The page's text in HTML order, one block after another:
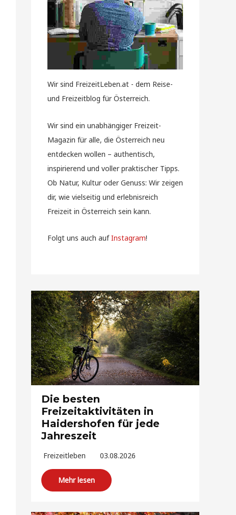
Wir sind FreizeitLeben.at - dem Reise-
und Freizeitblog für Österreich.
Wir sind ein unabhängiger Freizeit-
Magazin für alle, die Österreich neu
entdecken wollen – authentisch,
inspirierend und voller praktischer Tipps.
Ob Natur, Kultur oder Genuss: Wir zeigen
dir, wie vielseitig und erlebnisreich
Freizeit in Österreich sein kann.
Folgt uns auch aufInstagram!
Die besten
Freizeitaktivitäten in
Haidershofen für jede
Jahreszeit
Freizeitleben 03.08.2026
Mehr lesen